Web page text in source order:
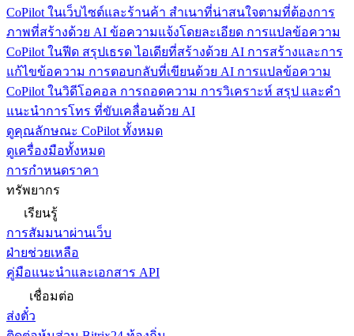
CoPilot ในเว็บไซต์และร้านค้า สำเนาที่น่าสนใจตามที่ต้องการ
ภาพที่สร้างด้วย AI ข้อความแจ้งโดยละเอียด การแปลข้อความ
CoPilot ในฟีด สรุปเธรด ไอเดียที่สร้างด้วย AI การสร้างและการ
แก้ไขข้อความ การตอบกลับที่เขียนด้วย AI การแปลข้อความ
CoPilot ในวิดีโอคอล การถอดความ การวิเคราะห์ สรุป และคำ
แนะนำการโทร ที่ขับเคลื่อนด้วย AI
ดูคุณลักษณะ CoPilot ทั้งหมด
ดูเครื่องมือทั้งหมด
การกำหนดราคา
ทรัพยากร
เรียนรู้
การสัมมนาผ่านเว็บ
ฝ่ายช่วยเหลือ
คู่มือแนะนำและเอกสาร API
เชื่อมต่อ
ส่งตั๋ว